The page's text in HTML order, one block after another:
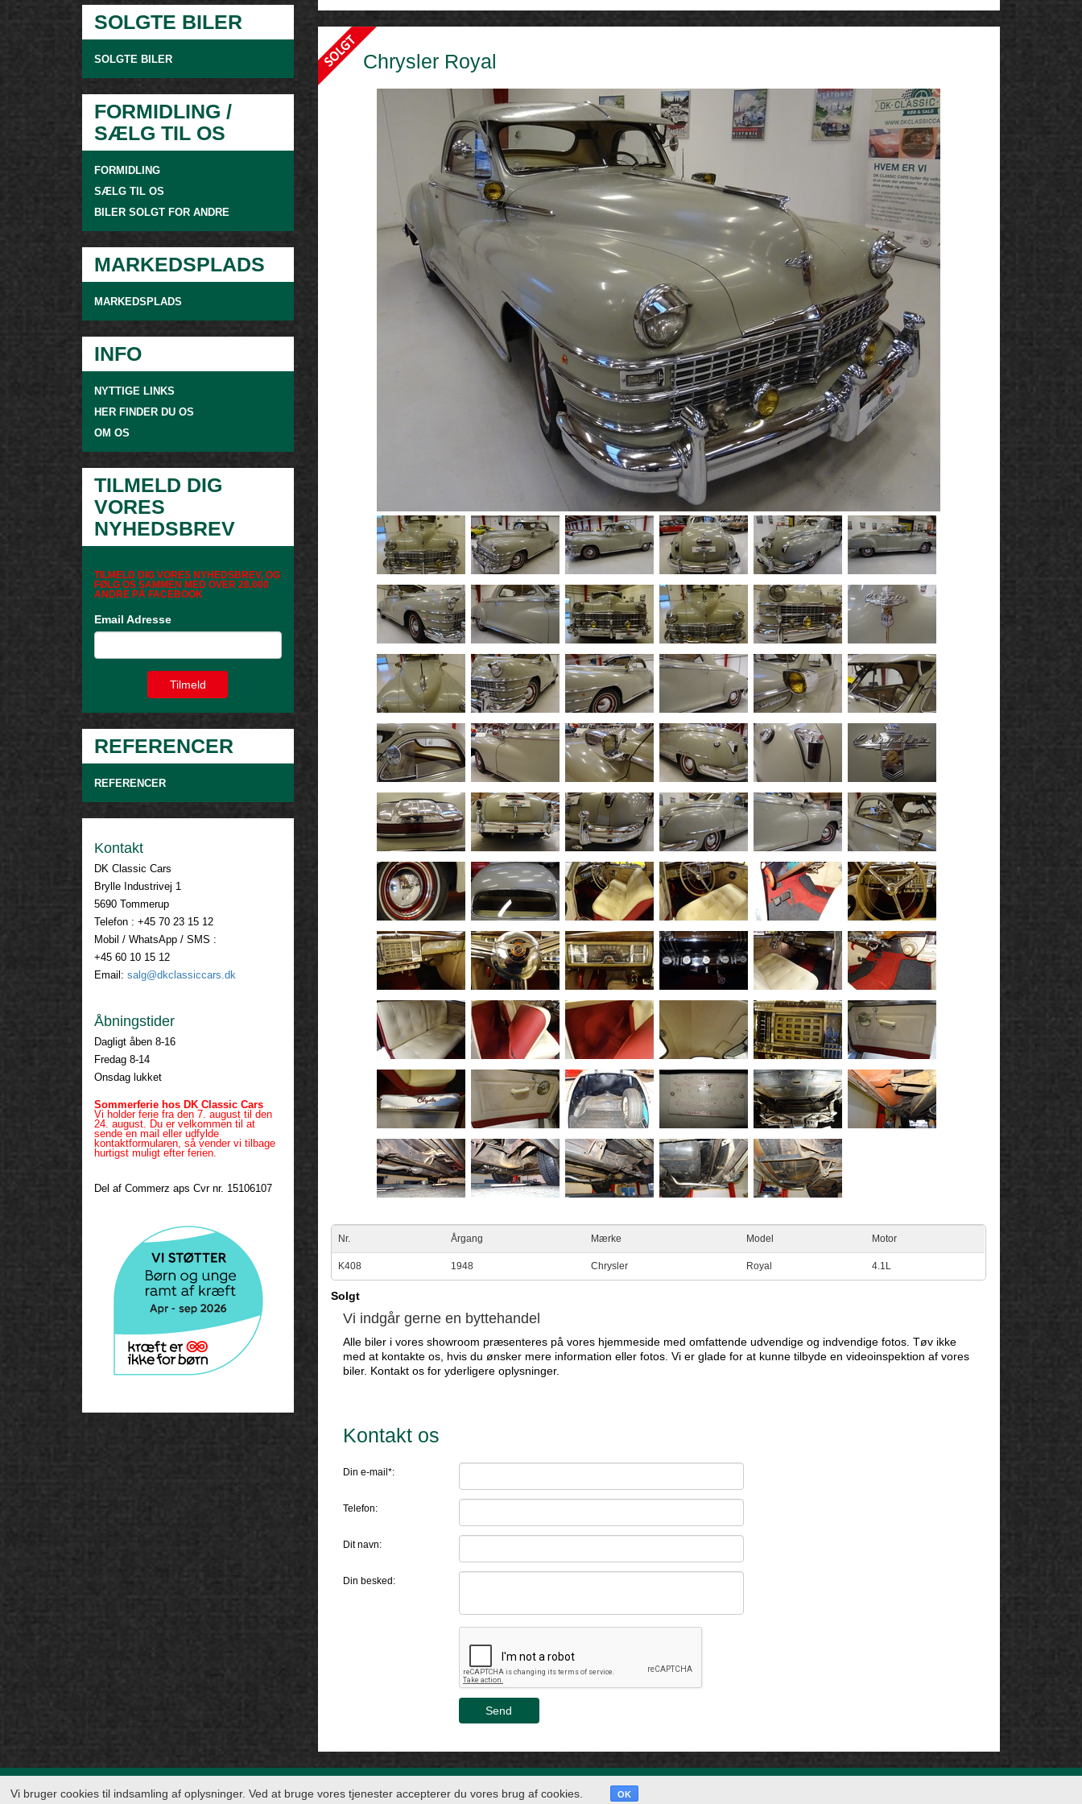
SOLGTE BILER
SOLGTE BILER
FORMIDLING /
SÆLG TIL OS
FORMIDLING
SÆLG TIL OS
BILER SOLGT FOR ANDRE
MARKEDSPLADS
MARKEDSPLADS
INFO
NYTTIGE LINKS
HER FINDER DU OS
OM OS
TILMELD DIG
VORES
NYHEDSBREV
TILMELD DIG VORES NYHEDSBREV, OG
FØLG OS SAMMEN MED OVER 28.000
ANDRE PÅ FACEBOOK
Email Adresse
REFERENCER
REFERENCER
Kontakt
DK Classic Cars
Brylle Industrivej 1
5690 Tommerup
Telefon : +45 70 23 15 12
Mobil / WhatsApp / SMS :
+45 60 10 15 12
Email: salg@dkclassiccars.dk
Åbningstider
Dagligt åben 8-16
Fredag 8-14
Onsdag lukket
Sommerferie hos DK Classic Cars
Vi holder ferie fra den 7. august til den
24. august. Du er velkommen til at
sende en mail eller udfylde
kontaktformularen, så vender vi tilbage
hurtigst muligt efter ferien.
Del af Commerz aps Cvr nr. 15106107
Chrysler Royal
Nr. Årgang Mærke Model Motor
K408 1948 Chrysler Royal 4.1L
Solgt
Vi indgår gerne en byttehandel
Alle biler i vores showroom præsenteres på vores hjemmeside med omfattende udvendige og indvendige fotos. Tøv ikke
med at kontakte os, hvis du ønsker mere information eller fotos. Vi er glade for at kunne tilbyde en videoinspektion af vores
biler. Kontakt os for yderligere oplysninger.
Kontakt os
Din e-mail*:
Telefon:
Dit navn:
Din besked:
Send
© 2026 DK Classic Cars ApS | Brylle Industrivej 1 | 5690 Tommerup | Tlf. +45 70 23 15 12 | CVR: 37402206
Vi bruger cookies til indsamling af oplysninger. Ved at bruge vores tjenester accepterer du vores brug af cookies. OK